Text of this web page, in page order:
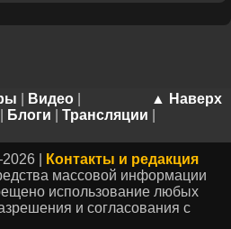
▲ Наверх
Видео
Блоги Трансляции
|
Контакты и редакция
массовой информации
использование любых
и согласования с